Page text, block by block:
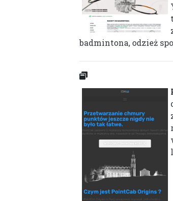
badmintona, odzież